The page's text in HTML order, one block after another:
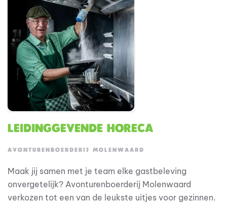
team en draagt actief bij aan een professionele en
efficiënte werkomgeving.
Leidinggevende Horeca
AVONTURENBOERDERIJ MOLENWAARD
Maak jij samen met je team elke gastbeleving
onvergetelijk? Avonturenboerderij Molenwaard
verkozen tot een van de leukste uitjes voor gezinnen.